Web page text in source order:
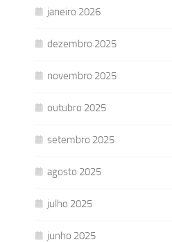
janeiro 2026
dezembro 2025
novembro 2025
outubro 2025
setembro 2025
agosto 2025
julho 2025
junho 2025